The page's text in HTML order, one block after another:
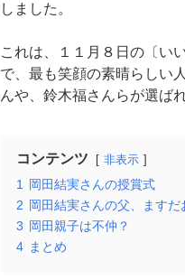
しました。
これは、１１月８日の〔い
で、最も笑顔の素晴らしい
んや、鈴木福さんらが選ば
コンテンツ 非表示
1 岡田結実さんの授賞式
2 岡田結実さんの父、ますだ
3 岡田親子は不仲？
4 まとめ